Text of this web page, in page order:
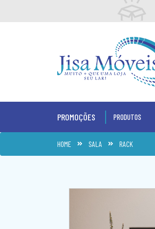
PROMOÇÕES PRODUTOS
HOME SALA RACK